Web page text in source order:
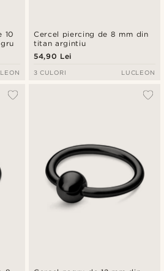
10
Cercel piercing de 8 mm din
titan argintiu
54,90 Lei
3 CULORI LUCLEON